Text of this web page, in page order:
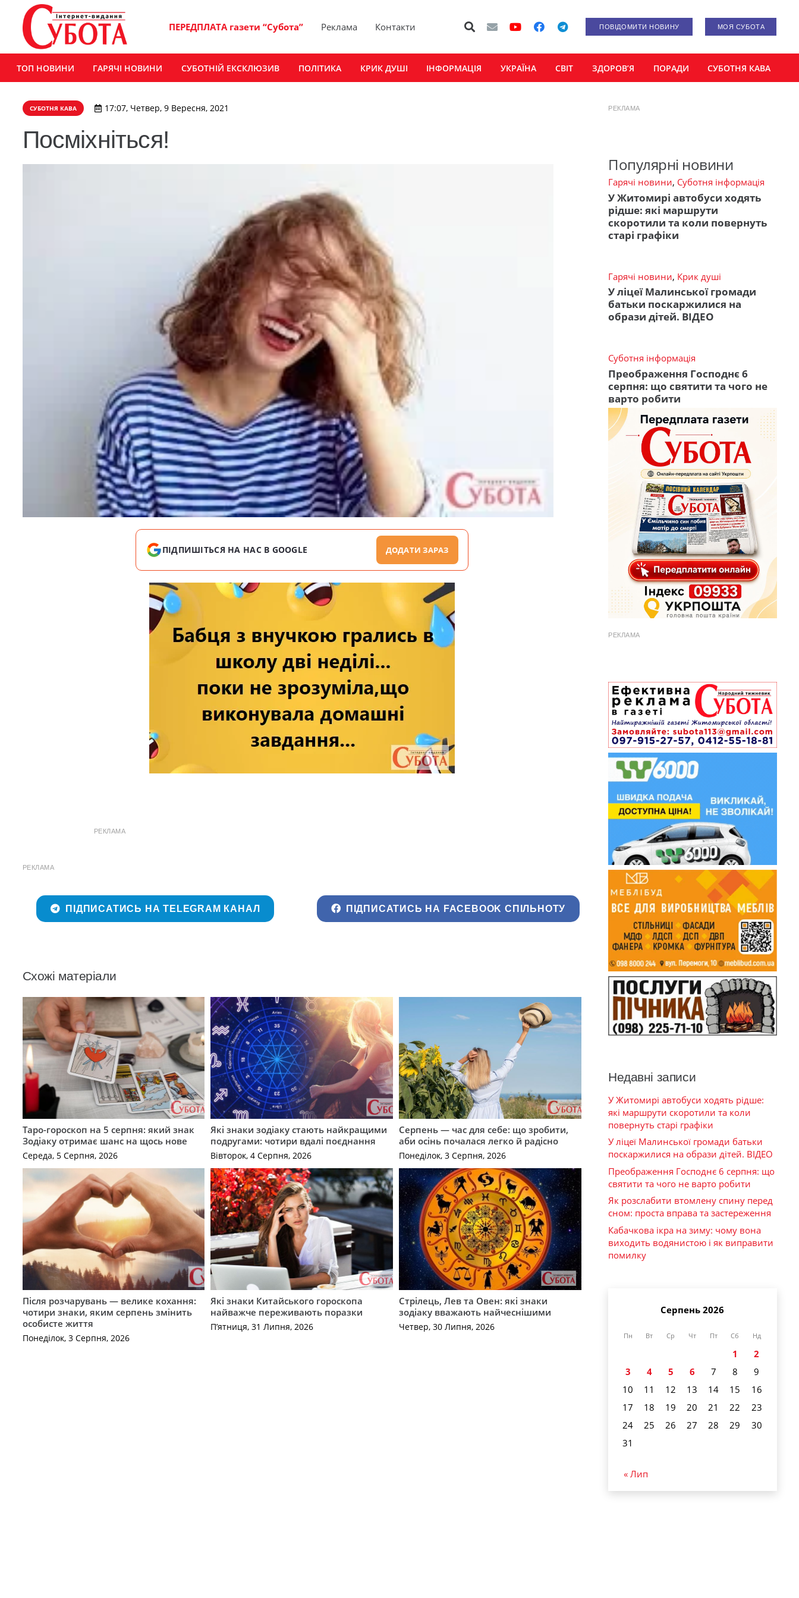
ПЕРЕДПЛАТА газети “Субота” Реклама Контакти ПОВІДОМИТИ НОВИНУ МОЯ СУБОТА
ТОП НОВИНИ ГАРЯЧІ НОВИНИ СУБОТНІЙ ЕКСКЛЮЗИВ ПОЛІТИКА КРИК ДУШІ ІНФОРМАЦІЯ УКРАЇНА СВІТ ЗДОРОВ’Я ПОРАДИ СУБОТНЯ КАВА
СУБОТНЯ КАВА 17:07, Четвер, 9 Вересня, 2021
Посміхніться!
ПІДПИШІТЬСЯ НА НАС В GOOGLE ДОДАТИ ЗАРАЗ
РЕКЛАМА
РЕКЛАМА
ПІДПИСАТИСЬ НА TELEGRAM КАНАЛ ПІДПИСАТИСЬ НА FACEBOOK СПІЛЬНОТУ
Схожі матеріали
Таро-гороскоп на 5 серпня: який знак
Зодіаку отримає шанс на щось нове
Середа, 5 Серпня, 2026
Які знаки зодіаку стають найкращими
подругами: чотири вдалі поєднання
Вівторок, 4 Серпня, 2026
Серпень — час для себе: що зробити,
аби осінь почалася легко й радісно
Понеділок, 3 Серпня, 2026
Після розчарувань — велике кохання:
чотири знаки, яким серпень змінить
особисте життя
Понеділок, 3 Серпня, 2026
Які знаки Китайського гороскопа
найважче переживають поразки
П’ятниця, 31 Липня, 2026
Стрілець, Лев та Овен: які знаки
зодіаку вважають найчеснішими
Четвер, 30 Липня, 2026
РЕКЛАМА
Популярні новини
Гарячі новини, Суботня інформація
У Житомирі автобуси ходять
рідше: які маршрути
скоротили та коли повернуть
старі графіки
Гарячі новини, Крик душі
У ліцеї Малинської громади
батьки поскаржилися на
образи дітей. ВІДЕО
Суботня інформація
Преображення Господнє 6
серпня: що святити та чого не
варто робити
РЕКЛАМА
Недавні записи
У Житомирі автобуси ходять рідше:
які маршрути скоротили та коли
повернуть старі графіки
У ліцеї Малинської громади батьки
поскаржилися на образи дітей. ВІДЕО
Преображення Господнє 6 серпня: що
святити та чого не варто робити
Як розслабити втомлену спину перед
сном: проста вправа та застереження
Кабачкова ікра на зиму: чому вона
виходить водянистою і як виправити
помилку
Серпень 2026
Пн Вт Ср Чт Пт Сб Нд
1
2
3
4 5 6 7 8
9
10
11 12 13 14 15
16
17
18 19 20 21 22
23
24
25 26 27 28 29
30
31
« Лип